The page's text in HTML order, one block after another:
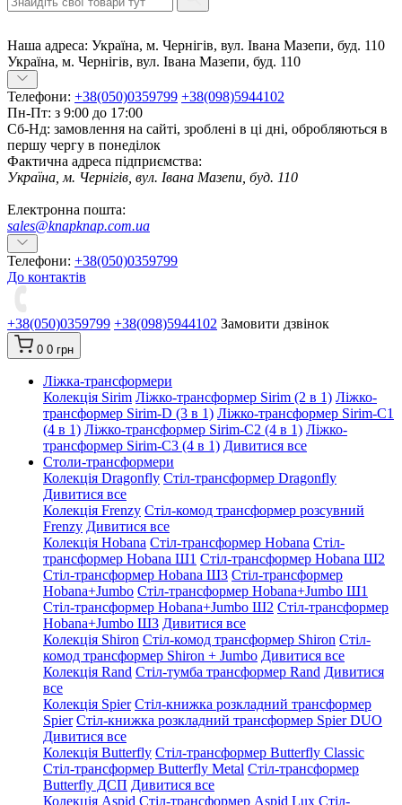
Наша адреса: Україна, м. Чернігів, вул. Івана Мазепи, буд. 110
Україна, м. Чернігів, вул. Івана Мазепи, буд. 110
Телефони: +38(050)0359799 +38(098)5944102
Пн-Пт: з 9:00 до 17:00
Сб-Нд: замовлення на сайті, зроблені в ці дні, обробляються в
першу чергу в понеділок
Фактична адреса підприємства:
Україна, м. Чернігів, вул. Івана Мазепи, буд. 110
Електронна пошта:
sales@knapknap.com.ua
Телефони: +38(050)0359799
До контактів
+38(050)0359799 +38(098)5944102 Замовити дзвінок
0 0 грн
Ліжка-трансформери
Колекція Sirim Ліжко-трансформер Sirim (2 в 1) Ліжко-
трансформер Sirim-D (3 в 1) Ліжко-трансформер Sirim-C1
(4 в 1) Ліжко-трансформер Sirim-C2 (4 в 1) Ліжко-
трансформер Sirim-C3 (4 в 1) Дивитися все
Столи-трансформери
Колекція Dragonfly Стіл-трансформер Dragonfly
Дивитися все
Колекція Frenzy Стіл-комод трансформер розсувний
Frenzy Дивитися все
Колекція Hobana Стіл-трансформер Hobana Стіл-
трансформер Hobana Ш1 Стіл-трансформер Hobana Ш2
Стіл-трансформер Hobana Ш3 Стіл-трансформер
Hobana+Jumbo Стіл-трансформер Hobana+Jumbo Ш1
Стіл-трансформер Hobana+Jumbo Ш2 Стіл-трансформер
Hobana+Jumbo Ш3 Дивитися все
Колекція Shiron Стіл-комод трансформер Shiron Стіл-
комод трансформер Shiron + Jumbo Дивитися все
Колекція Rand Стіл-тумба трансформер Rand Дивитися
все
Колекція Spier Стіл-книжка розкладний трансформер
Spier Стіл-книжка розкладний трансформер Spier DUO
Дивитися все
Колекція Butterfly Стіл-трансформер Butterfly Classic
Стіл-трансформер Butterfly Metal Стіл-трансформер
Butterfly ДСП Дивитися все
Колекція Aspid Стіл-трансформер Aspid Lux Стіл-